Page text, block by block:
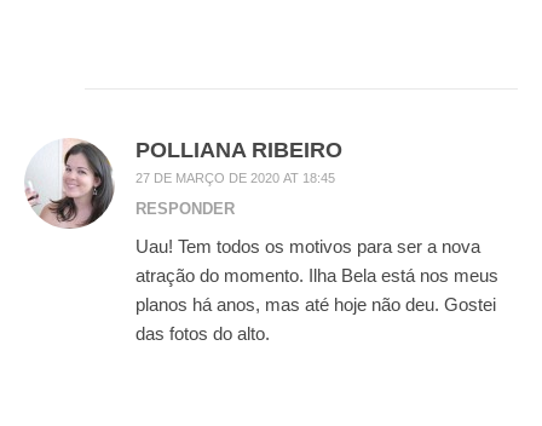
POLLIANA RIBEIRO
27 DE MARÇO DE 2020 AT 18:45
RESPONDER
Uau! Tem todos os motivos para ser a nova
atração do momento. Ilha Bela está nos meus
planos há anos, mas até hoje não deu. Gostei
das fotos do alto.